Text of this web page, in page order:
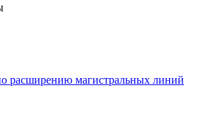
расширению магистральных линий